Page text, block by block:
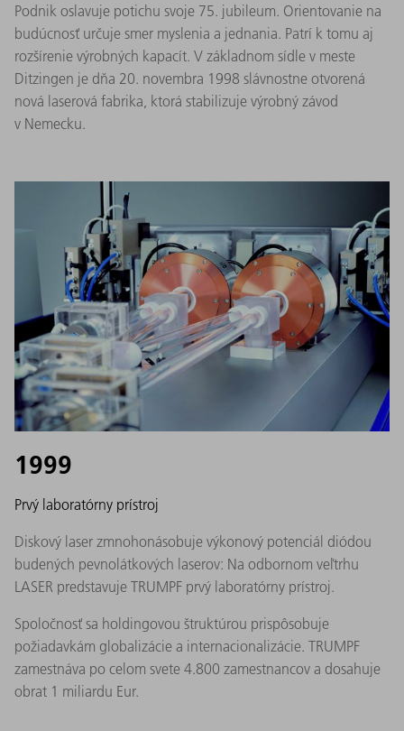
Podnik oslavuje potichu svoje 75. jubileum. Orientovanie na
budúcnosť určuje smer myslenia a jednania. Patrí k tomu aj
rozšírenie výrobných kapacít. V základnom sídle v meste
Ditzingen je dňa 20. novembra 1998 slávnostne otvorená
nová laserová fabrika, ktorá stabilizuje výrobný závod
v Nemecku.
1999
Prvý laboratórny prístroj
Diskový laser zmnohonásobuje výkonový potenciál diódou
budených pevnolátkových laserov: Na odbornom veľtrhu
LASER predstavuje TRUMPF prvý laboratórny prístroj.
Spoločnosť sa holdingovou štruktúrou prispôsobuje
požiadavkám globalizácie a internacionalizácie. TRUMPF
zamestnáva po celom svete 4.800 zamestnancov a dosahuje
obrat 1 miliardu Eur.